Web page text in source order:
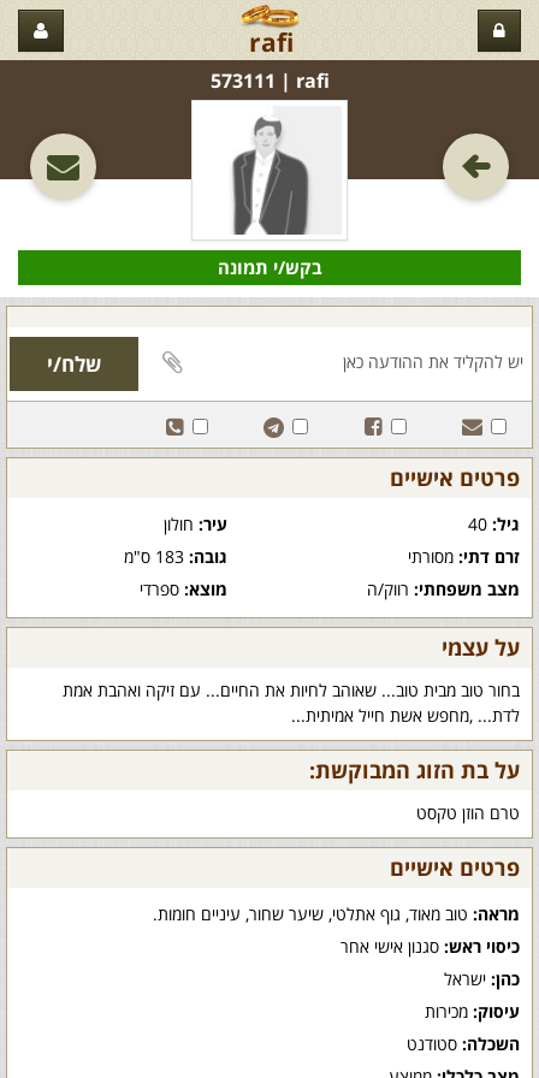
rafi
rafi‏ | 573111
בקש/י תמונה
פרטים אישיים
גיל: עיר:חולון
זרם דתי: מסורתי גובה:183 ס"מ
מצב משפחתי: רווק/ה מוצא:ספרדי
על עצמי
בחור טוב מבית טוב... שאוהב לחיות את החיים... עם זיקה ואהבת אמת
לדת... ,מחפש אשת חייל אמיתית...
על בת הזוג המבוקשת:
טרם הוזן טקסט
פרטים אישיים
מראה: טוב מאוד, גוף אתלטי, שיער שחור, עיניים חומות.
כיסוי ראש: סגנון אישי אחר
כהן: ישראל
עיסוק: מכירות
השכלה: סטודנט